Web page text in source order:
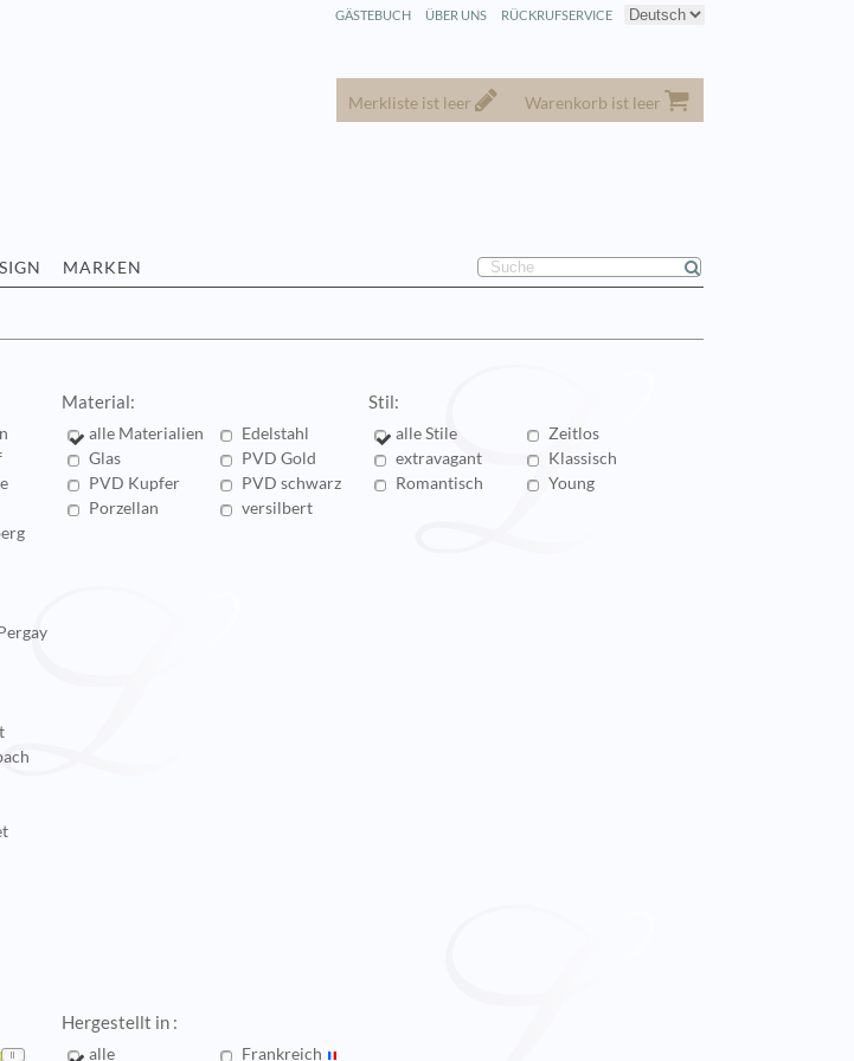
RÜCKRUFSERVICE
ÜBER UNS
GÄSTEBUCH
Merkliste ist leer Warenkorb ist leer
MARKEN
Material:
alle Materialien
Edelstahl
Glas
PVD Gold
PVD Kupfer
PVD schwarz
Porzellan
versilbert
Stil:
alle Stile
Zeitlos
extravagant
Klassisch
Romantisch
Young
Hergestellt in :
alle Frankreich